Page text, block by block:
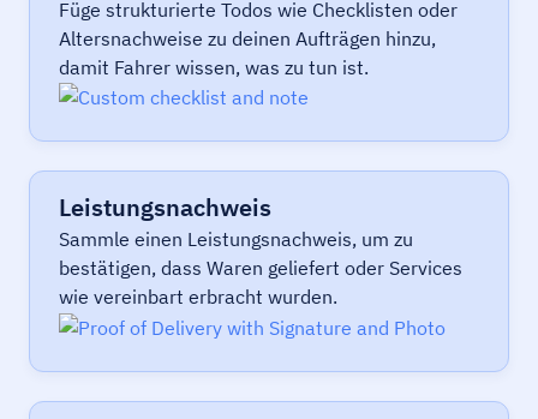
Füge strukturierte Todos wie Checklisten oder
Altersnachweise zu deinen Aufträgen hinzu,
damit Fahrer wissen, was zu tun ist.
Leistungsnachweis
Sammle einen Leistungsnachweis, um zu
bestätigen, dass Waren geliefert oder Services
wie vereinbart erbracht wurden.